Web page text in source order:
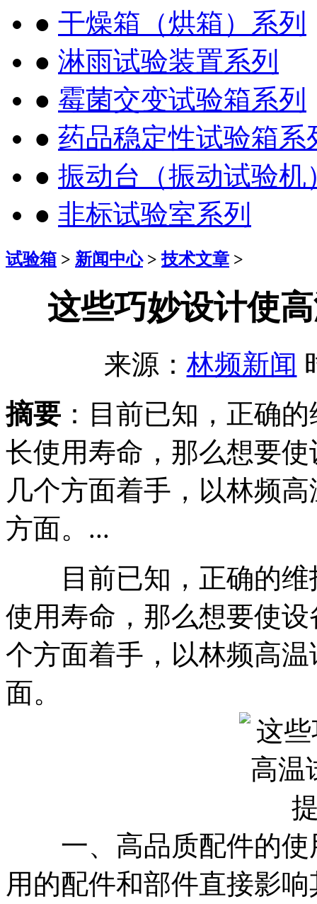
● 干燥箱（烘箱）系列
● 淋雨试验装置系列
● 霉菌交变试验箱系列
● 药品稳定性试验箱系
● 振动台（振动试验机
● 非标试验室系列
试验箱 > 新闻中心>技术文章 >
这些巧妙设计使
来源： 林频新闻
摘要 ：目前已知，正确
长使用寿命，那么想要
几个方面着手，以林频
方面。...
目前已知，正确的维
使用寿命，那么想要使
个方面着手，以林频高
面。
一、高品质配件的使
用的配件和部件直接影